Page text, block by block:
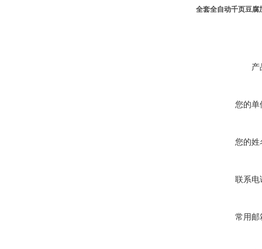
全套全自动千页豆腐
产
您的单
您的姓
联系电
常用邮